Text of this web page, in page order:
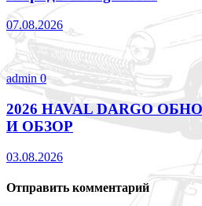
07.08.2026
admin0
2026 HAVAL DARGO
И ОБЗОР
03.08.2026
Отправить комментарий